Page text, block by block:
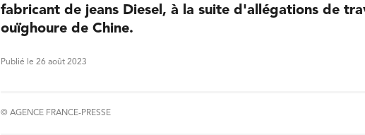
fabricant de jeans Diesel, à la suite d'allégations de
ouïghoure de Chine.
Publié le 26 août 2023
© AGENCE FRANCE-PRESSE